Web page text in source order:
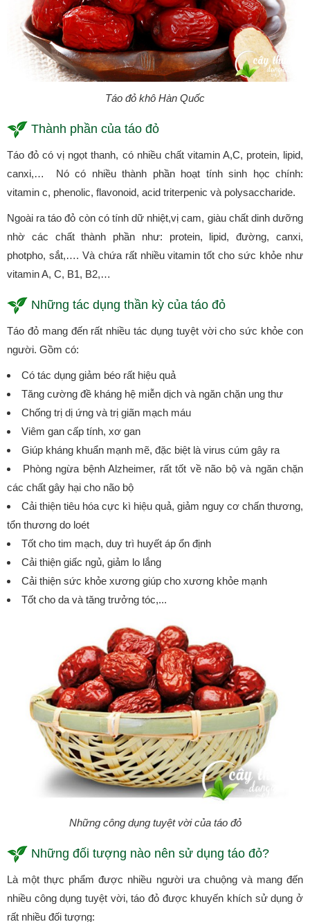
Táo đỏ khô Hàn Quốc
Thành phần của táo đỏ
Táo đỏ có vị ngọt thanh, có nhiều chất vitamin A,C, protein, lipid,
canxi,… Nó có nhiều thành phần hoạt tính sinh học chính:
vitamin c, phenolic, flavonoid, acid triterpenic và polysaccharide.
Ngoài ra táo đỏ còn có tính dữ nhiệt,vị cam, giàu chất dinh dưỡng
nhờ các chất thành phần như: protein, lipid, đường, canxi,
photpho, sắt,…. Và chứa rất nhiều vitamin tốt cho sức khỏe như
vitamin A, C, B1, B2,…
Những tác dụng thần kỳ của táo đỏ
Táo đỏ mang đến rất nhiều tác dụng tuyệt vời cho sức khỏe con
người. Gồm có:
Có tác dụng giảm béo rất hiệu quả
Tăng cường đề kháng hệ miễn dịch và ngăn chặn ung thư
Chống trị dị ứng và trị giãn mạch máu
Viêm gan cấp tính, xơ gan
Giúp kháng khuẩn mạnh mẽ, đặc biệt là virus cúm gây ra
Phòng ngừa bệnh Alzheimer, rất tốt về não bộ và ngăn chặn
các chất gây hại cho não bộ
Cải thiện tiêu hóa cực kì hiệu quả, giảm nguy cơ chấn thương,
tổn thương do loét
Tốt cho tim mạch, duy trì huyết áp ổn định
Cải thiện giấc ngủ, giảm lo lắng
Cải thiện sức khỏe xương giúp cho xương khỏe mạnh
Tốt cho da và tăng trưởng tóc,...
Những công dụng tuyệt vời của táo đỏ
Những đối tượng nào nên sử dụng táo đỏ?
Là một thực phẩm được nhiều người ưa chuộng và mang đến
nhiều công dụng tuyệt vời, táo đỏ được khuyến khích sử dụng ở
rất nhiều đối tượng: